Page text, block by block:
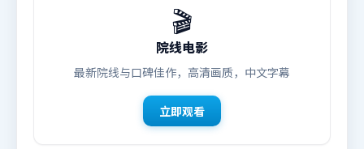
🎬
院线电影
最新院线与口碑佳作，高清画质，中文字幕
立即观看